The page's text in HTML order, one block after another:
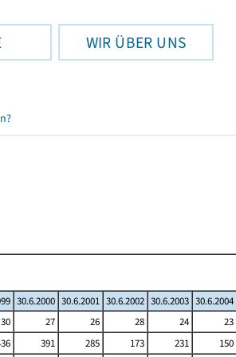
WIR ÜBER UNS
30.6.2000 30.6.2001 30.6.2002 30.6.2003 30.6.2004
30 27 26 28 24 23
391 285 173 231 150